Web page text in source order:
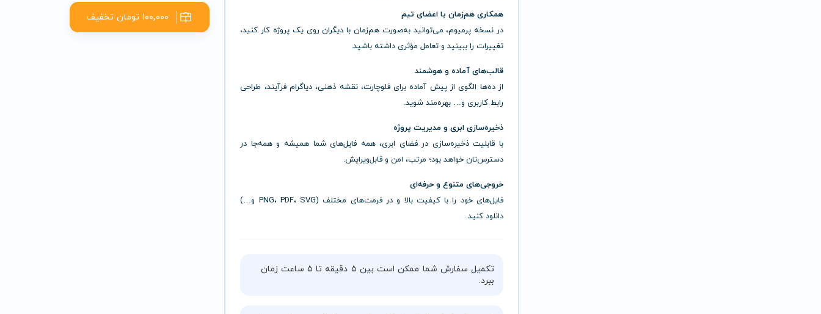
همکاری هم‌زمان با اعضای تیم
در نسخه پرمیوم، می‌توانید به‌صورت هم‌زمان با دیگران روی یک پروژه کار کنید،
تغییرات را ببینید و تعامل مؤثری داشته باشید.
قالب‌های آماده و هوشمند
از ده‌ها الگوی از پیش آماده برای فلوچارت، نقشه ذهنی، دیاگرام فرآیند، طراحی
رابط کاربری و… بهره‌مند شوید.
ذخیره‌سازی ابری و مدیریت پروژه
با قابلیت ذخیره‌سازی در فضای ابری، همه فایل‌های شما همیشه و همه‌جا در
دسترس‌تان خواهد بود؛ مرتب، امن و قابل‌ویرایش.
خروجی‌های متنوع و حرفه‌ای
فایل‌های خود را با کیفیت بالا و در فرمت‌های مختلف (PNG، PDF، SVG و…)
دانلود کنید.
تکمیل سفارش شما ممکن است بین ۵ دقیقه تا ۵ ساعت زمان
ببرد.
۱۰۰٬۰۰۰ تومان تخفیف